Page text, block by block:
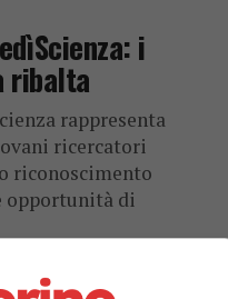
i
ribalta
rappresenta
ricercatori
riconoscimento
opportunità di